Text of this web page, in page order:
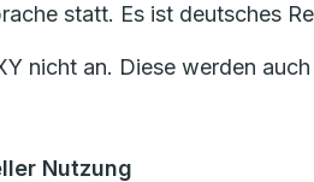
statt. Es ist deutsches
nicht an. Diese werden
Nutzung